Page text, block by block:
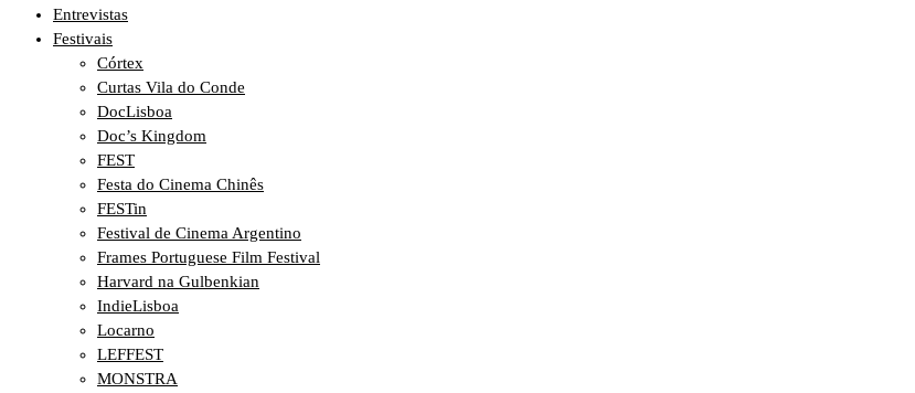
Entrevistas
Festivais
Córtex
Curtas Vila do Conde
DocLisboa
Doc’s Kingdom
FEST
Festa do Cinema Chinês
FESTin
Festival de Cinema Argentino
Frames Portuguese Film Festival
Harvard na Gulbenkian
IndieLisboa
Locarno
LEFFEST
MONSTRA